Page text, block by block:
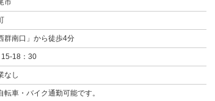
市
群南口」から徒歩4分
18：30
なし
転車・バイク通勤可能です。